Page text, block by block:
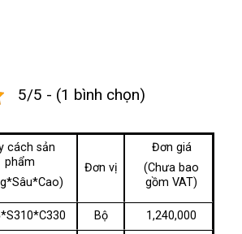
5/5 - (1 bình chọn)
cách sản
phẩm
Đơn vị
Đơn giá
(Chưa bao
gồm VAT)
Bộ
1,240,000